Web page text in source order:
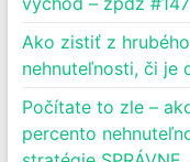
Ako zistiť z
nehnuteľnosti, či je
Počítate to zle –
percento